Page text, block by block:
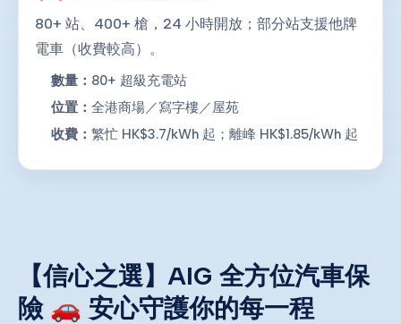
80+ 站、400+ 槍，24 小時開放；部分站支援他牌
電車（收費較高）。
數量： 80+ 超級充電站
位置： 全港商場／寫字樓／屋苑
收費： 繁忙 HK$3.7/kWh 起；離峰 HK$1.85/kWh 起
【信心之選】AIG 全方位汽車保
險 🚗 安心守護你的每一程